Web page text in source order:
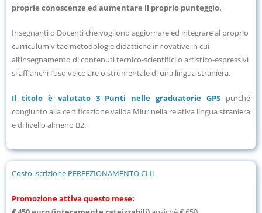
proprie conoscenze ed aumentare il proprio punteggio.
Insegnanti o Docenti che vogliono aggiornare ed integrare al proprio
curriculum vitae metodologie didattiche innovative in cui
all’insegnamento di contenuti tecnico-scientifici o artistico-espressivi
si affianchi l’uso veicolare o strumentale di una lingua straniera.
Il titolo è valutato 3 Punti nelle graduatorie GPS purché
congiunto alla certificazione valida Miur nella relativa lingua straniera
e di livello almeno B2.
Costo iscrizione PERFEZIONAMENTO CLIL
Promozione attiva questo mese: